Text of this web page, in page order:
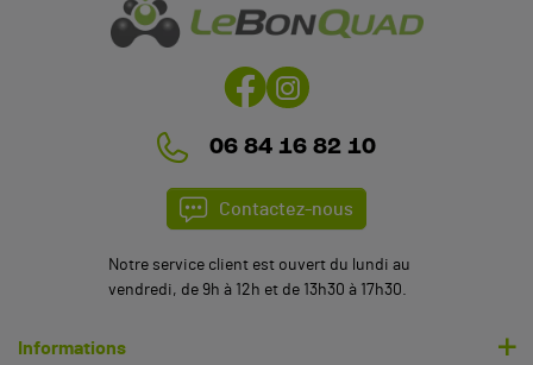
06 84 16 82 10
Contactez-nous
Notre service client est ouvert du lundi au
vendredi, de 9h à 12h et de 13h30 à 17h30.
Informations